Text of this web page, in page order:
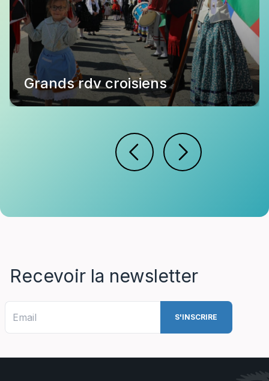
Grands rdv croisiens
Les grands rendez-vous croisiens
Recevoir la newsletter